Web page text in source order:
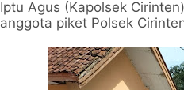
Iptu Agus (Kapolsek
anggota piket Polsek